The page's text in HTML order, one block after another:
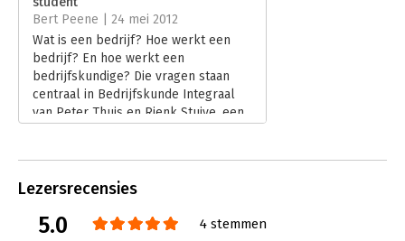
Hoofdrubriek: Organisatiekunde
Bert Peene | 24 mei 2012
Wat is een bedrijf? Hoe werkt een
bedrijf? En hoe werkt een
bedrijfskundige? Die vragen staan
centraal in Bedrijfskunde Integraal
van Peter Thuis en Rienk Stuive, een
loop der jaren al heel wat is
onderwijs. Vooral wat
Lezersrecensies
5.0 4 stemmen